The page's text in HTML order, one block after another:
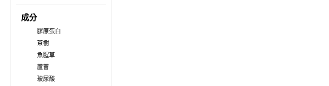
成分
膠原蛋白
茶樹
魚腥草
蘆薈
玻尿酸